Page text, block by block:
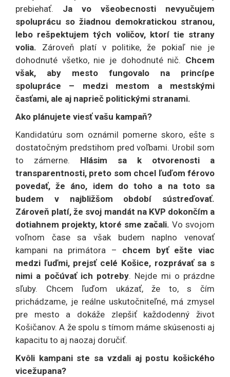
prebiehať. Ja vo všeobecnosti nevyučujem
spoluprácu so žiadnou demokratickou stranou,
lebo rešpektujem tých voličov, ktorí tie strany
volia. Zároveň platí v politike, že pokiaľ nie je
dohodnuté všetko, nie je dohodnuté nič. Chcem
však, aby mesto fungovalo na princípe
spolupráce – medzi mestom a mestskými
časťami, ale aj naprieč politickými stranami.
Ako plánujete viesť vašu kampaň?
Kandidatúru som oznámil pomerne skoro, ešte s
dostatočným predstihom pred voľbami. Urobil som
to zámerne. Hlásim sa k otvorenosti a
transparentnosti, preto som chcel ľuďom férovo
povedať, že áno, idem do toho a na toto sa
budem v najbližšom období sústreďovať.
Zároveň platí, že svoj mandát na KVP dokončím a
dotiahnem projekty, ktoré sme začali. Vo svojom
voľnom čase sa však budem naplno venovať
kampani na primátora – chcem byť ešte viac
medzi ľuďmi, prejsť celé Košice, rozprávať sa s
nimi a počúvať ich potreby. Nejde mi o prázdne
sľuby. Chcem ľuďom ukázať, že to, s čím
prichádzame, je reálne uskutočniteľné, má zmysel
pre mesto a dokáže zlepšiť každodenný život
Košičanov. A že spolu s tímom máme skúsenosti aj
kapacitu to aj naozaj doručiť.
Kvôli kampani ste sa vzdali aj postu košického
vicežupana?